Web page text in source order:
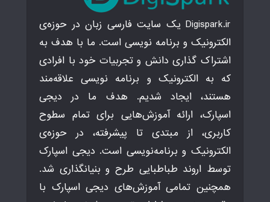
Digispark.ir یک سایت فارسی زبان در حوزه‌ی
الکترونیک و برنامه نویسی است. ما با هدف به
اشتراک گذاری دانش و تجربیات خود با افرادی
که به الکترونیک و برنامه نویسی علاقه‌مند
هستند، ایجاد شدیم. هدف ما در دیجی
اسپارک، ارائه آموزش‌هایی برای تمام سطوح
کاربری، از مبتدی تا پیشرفته، در حوزه‌ی
الکترونیک و برنامه‌نویسی است. دیجی اسپارک
توسط اروند طباطبایی طرح و بنیانگذاری شد.
همچنین تمامی آموزش‌های دیجی اسپارک با